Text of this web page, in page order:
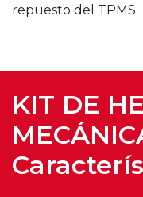
repuesto del TPMS.
KIT DE